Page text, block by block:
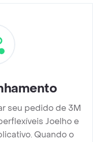
seu pedido de 3M
Joelho e
Quando o